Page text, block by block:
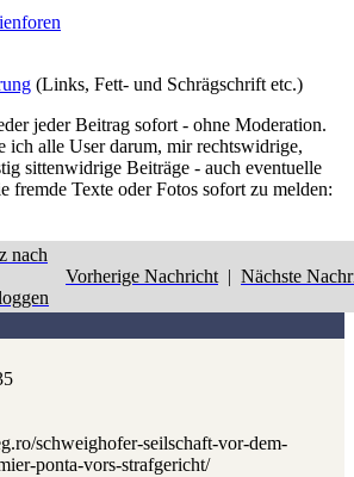
(Links, Fett- und Schrägschrift etc.)
jeder Beitrag sofort - ohne Moderation.
ich alle User darum, mir rechtswidrige,
sittenwidrige Beiträge - auch eventuelle
fremde Texte oder Fotos sofort zu melden:
nach
Vorherige Nachricht | Nächste
schweighofer-seilschaft-vor-dem-
ponta-vors-strafgericht/